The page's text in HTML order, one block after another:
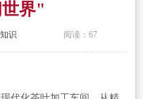
界"
识 阅读：67